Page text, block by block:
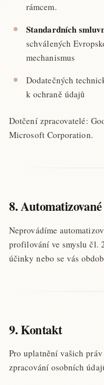
rámcem.
Standardních
schválených
mechanismus
Dodatečných
k ochraně údajů
Dotčení zpracovatelé:
Microsoft Corporation.
8.
Neprovádíme
profilování ve smyslu čl.
účinky nebo se vás
9. Kontakt
Pro uplatnění vašich
zpracování osobních